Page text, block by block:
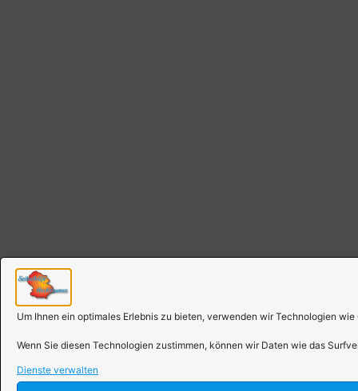
Um Ihnen ein optimales Erlebnis zu bieten, verwenden wir Technologien
Wenn Sie diesen Technologien zustimmen, können wir Daten wie das
Dienste verwalten